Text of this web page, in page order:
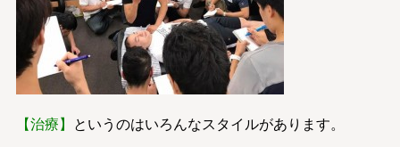
【治療】 というのはいろんなスタイルがあります。